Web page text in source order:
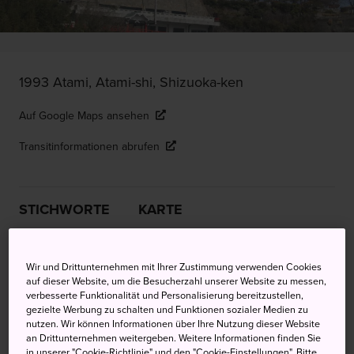
1993 Atami, Atami-shi, Shizuoka-ken
Auf Google Maps ansehen
Transitinformationen abrufen
STICHWORTE KARTE
Eine Burg, die nur zum Spaß
gebaut wurde – mit
Panoramablick über die Sagami-
Bucht
Wir und Drittunternehmen mit Ihrer Zustimmung verwenden Cookies
auf dieser Website, um die Besucherzahl unserer Website zu messen,
verbesserte Funktionalität und Personalisierung bereitzustellen,
gezielte Werbung zu schalten und Funktionen sozialer Medien zu
nutzen. Wir können Informationen über Ihre Nutzung dieser Website
an Drittunternehmen weitergeben. Weitere Informationen finden Sie